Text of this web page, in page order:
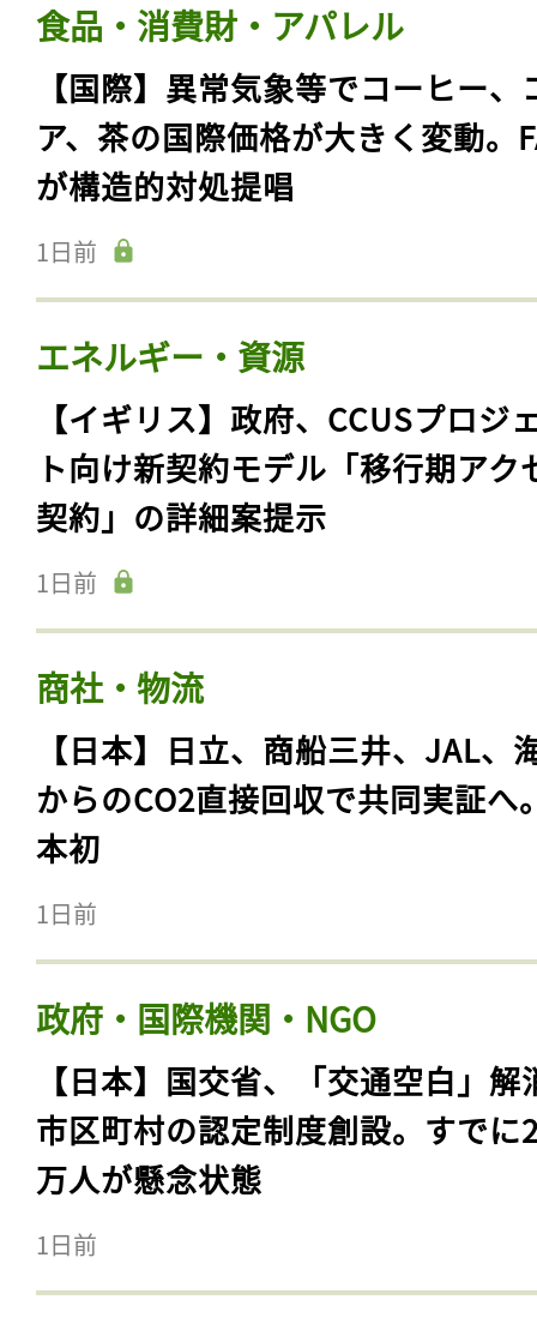
食品・消費財・アパレル
【国際】異常気象等でコーヒー、
ア、茶の国際価格が大きく変動。
が構造的対処提唱
1日前
エネルギー・資源
【イギリス】政府、CCUSプロジ
ト向け新契約モデル「移行期アク
契約」の詳細案提示
1日前
商社・物流
【日本】日立、商船三井、JAL、
からのCO2直接回収で共同実証へ
本初
1日前
政府・国際機関・NGO
【日本】国交省、「交通空白」解
市区町村の認定制度創設。すでに
万人が懸念状態
1日前